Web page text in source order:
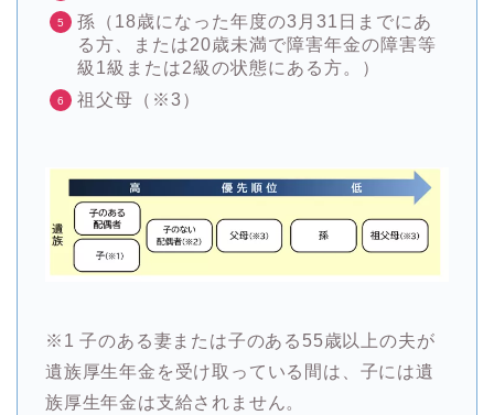
孫（18歳になった年度の3月31日までにあ
る方、または20歳未満で障害年金の障害等
級1級または2級の状態にある方。）
祖父母（※3）
※1 子のある妻または子のある55歳以上の夫が
遺族厚生年金を受け取っている間は、子には遺
族厚生年金は支給されません。